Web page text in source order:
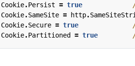
Cookie.Persist = true
Cookie.SameSite = http.
Cookie.Secure = true
Cookie.Partitioned = true